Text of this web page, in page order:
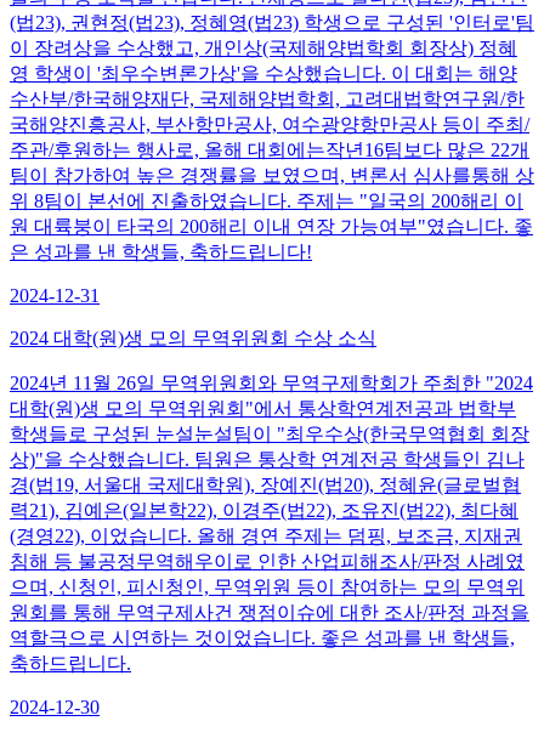
(법23), 권현정(법23), 정혜영(법23) 학생으로 구성된 '인터로'팀
이 장려상을 수상했고, 개인상(국제해양법학회 회장상) 정혜
영 학생이 '최우수변론가상'을 수상했습니다. 이 대회는 해양
수산부/한국해양재단, 국제해양법학회, 고려대법학연구원/한
국해양진흥공사, 부산항만공사, 여수광양항만공사 등이 주최/
주관/후원하는 행사로, 올해 대회에는작년16팀보다 많은 22개
팀이 참가하여 높은 경쟁률을 보였으며, 변론서 심사를통해 상
위 8팀이 본선에 진출하였습니다. 주제는 "일국의 200해리 이
원 대륙붕이 타국의 200해리 이내 연장 가능여부"였습니다. 좋
은 성과를 낸 학생들, 축하드립니다!
2024-12-31
2024 대학(원)생 모의 무역위원회 수상 소식
2024년 11월 26일 무역위원회와 무역구제학회가 주최한 "2024
대학(원)생 모의 무역위원회"에서 통상학연계전공과 법학부
학생들로 구성된 눈설눈설팀이 "최우수상(한국무역협회 회장
상)"을 수상했습니다. 팀원은 통상학 연계전공 학생들인 김나
경(법19, 서울대 국제대학원), 장예진(법20), 정혜윤(글로벌협
력21), 김예은(일본학22), 이경주(법22), 조유진(법22), 최다혜
(경영22), 이었습니다. 올해 경연 주제는 덤핑, 보조금, 지재권
침해 등 불공정무역해우이로 인한 산업피해조사/판정 사례였
으며, 신청인, 피신청인, 무역위원 등이 참여하는 모의 무역위
원회를 통해 무역구제사건 쟁점이슈에 대한 조사/판정 과정을
역할극으로 시연하는 것이었습니다. 좋은 성과를 낸 학생들,
축하드립니다.
2024-12-30